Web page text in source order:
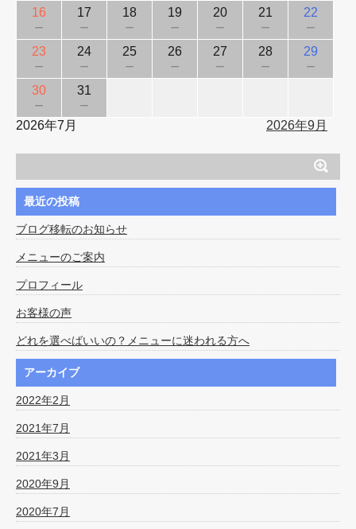
16
－
17
－
18
－
19
－
20
－
21
－
22
－
23
－
24
－
25
－
26
－
27
－
28
－
29
－
30
－
31
－
2026年7月 2026年9月
最近の投稿
ブログ移転のお知らせ
メニューのご案内
プロフィール
お客様の声
どれを選べばいいの？メニューに迷われる方へ
アーカイブ
2022年2月
2021年7月
2021年3月
2020年9月
2020年7月